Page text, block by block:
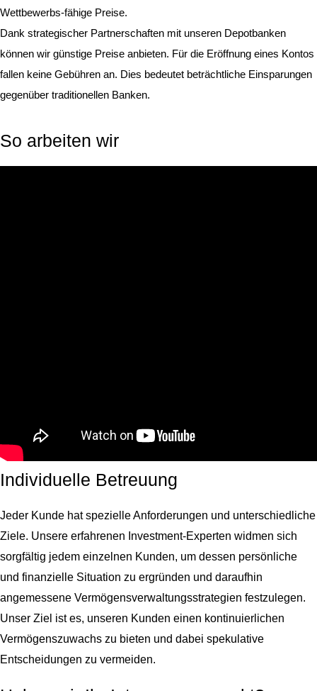
Wettbewerbs-fähige Preise.
Dank strategischer Partnerschaften mit unseren Depotbanken
können wir günstige Preise anbieten. Für die Eröffnung eines Kontos
fallen keine Gebühren an. Dies bedeutet beträchtliche Einsparungen
gegenüber traditionellen Banken.
So arbeiten wir
Individuelle Betreuung
Jeder Kunde hat spezielle Anforderungen und unterschiedliche
Ziele. Unsere erfahrenen Investment-Experten widmen sich
sorgfältig jedem einzelnen Kunden, um dessen persönliche
und finanzielle Situation zu ergründen und daraufhin
angemessene Vermögensverwaltungsstrategien festzulegen.
Unser Ziel ist es, unseren Kunden einen kontinuierlichen
Vermögenszuwachs zu bieten und dabei spekulative
Entscheidungen zu vermeiden.